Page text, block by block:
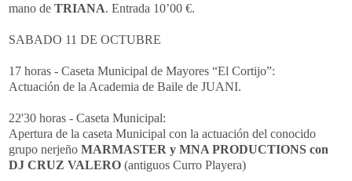
mano de TRIANA. Entrada 10’00 €.
SABADO 11 DE OCTUBRE
17 horas - Caseta Municipal de Mayores “El Cortijo”:
Actuación de la Academia de Baile de JUANI.
22'30 horas - Caseta Municipal:
Apertura de la caseta Municipal con la actuación del conocido
grupo nerjeño MARMASTER y MNA PRODUCTIONS con
DJ CRUZ VALERO (antiguos Curro Playera)